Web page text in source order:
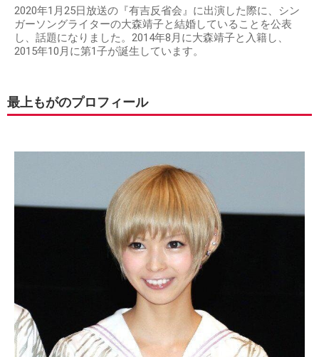
2020年1月25日放送の『有吉反省会』に出演した際に、シン
ガーソングライターの大森靖子と結婚していることを公表
し、話題になりました。2014年8月に大森靖子と入籍し、
2015年10月に第1子が誕生しています。
最上もがのプロフィール